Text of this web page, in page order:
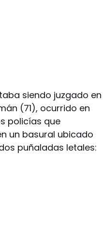
siendo juzgado en
(71), ocurrido en
policías que
un basural ubicado
puñaladas letales: